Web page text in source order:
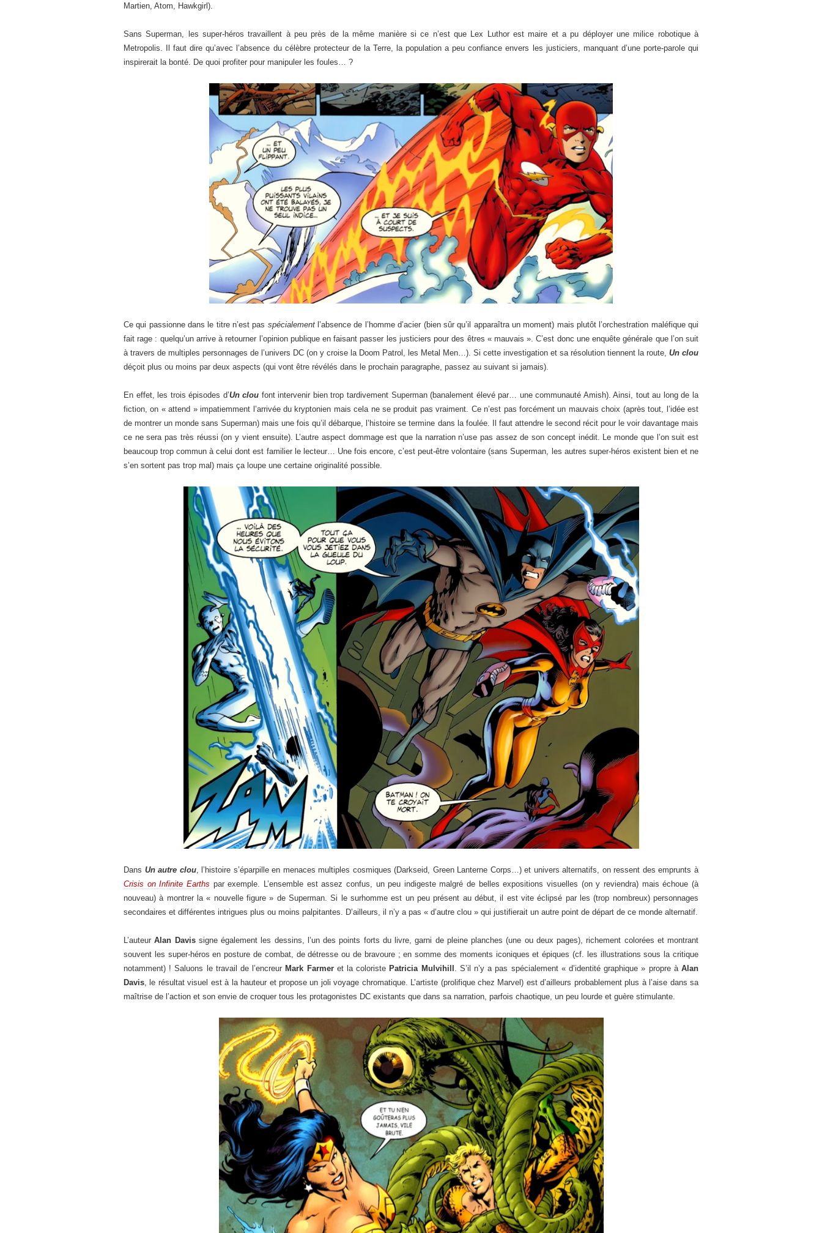
Martien, Atom, Hawkgirl).
Sans Superman, les super-héros travaillent à peu près de la même manière si ce n’est que Lex Luthor est maire et a pu déployer une milice robotique à
Metropolis. Il faut dire qu’avec l’absence du célèbre protecteur de la Terre, la population a peu confiance envers les justiciers, manquant d’une porte-parole qui
inspirerait la bonté. De quoi profiter pour manipuler les foules… ?
Ce qui passionne dans le titre n’est pas spécialementl’absence de l’homme d’acier (bien sûr qu’il apparaîtra un moment) mais plutôt l’orchestration maléfique qui
fait rage : quelqu’un arrive à retourner l’opinion publique en faisant passer les justiciers pour des êtres « mauvais ». C’est donc une enquête générale que l’on suit
à travers de multiples personnages de l’univers DC (on y croise la Doom Patrol, les Metal Men…). Si cette investigation et sa résolution tiennent la route, Un clou
déçoit plus ou moins par deux aspects (qui vont être révélés dans le prochain paragraphe, passez au suivant si jamais).
En effet, les trois épisodes d’Un clou font intervenir bien trop tardivement Superman (banalement élevé par… une communauté Amish). Ainsi, tout au long de la
fiction, on « attend » impatiemment l’arrivée du kryptonien mais cela ne se produit pas vraiment. Ce n’est pas forcément un mauvais choix (après tout, l’idée est
de montrer un monde sans Superman) mais une fois qu’il débarque, l’histoire se termine dans la foulée. Il faut attendre le second récit pour le voir davantage mais
ce ne sera pas très réussi (on y vient ensuite). L’autre aspect dommage est que la narration n’use pas assez de son concept inédit. Le monde que l’on suit est
beaucoup trop commun à celui dont est familier le lecteur… Une fois encore, c’est peut-être volontaire (sans Superman, les autres super-héros existent bien et ne
s’en sortent pas trop mal) mais ça loupe une certaine originalité possible.
Dans Un autre clou, l’histoire s’éparpille en menaces multiples cosmiques (Darkseid, Green Lanterne Corps…) et univers alternatifs, on ressent des emprunts à
Crisis on Infinite Earths par exemple. L’ensemble est assez confus, un peu indigeste malgré de belles expositions visuelles (on y reviendra) mais échoue (à
nouveau) à montrer la « nouvelle figure » de Superman. Si le surhomme est un peu présent au début, il est vite éclipsé par les (trop nombreux) personnages
secondaires et différentes intrigues plus ou moins palpitantes. D’ailleurs, il n’y a pas « d’autre clou » qui justifierait un autre point de départ de ce monde alternatif.
L’auteurAlan Davissigne également les dessins, l’un des points forts du livre, garni de pleine planches (une ou deux pages), richement colorées et montrant
souvent les super-héros en posture de combat, de détresse ou de bravoure ; en somme des moments iconiques et épiques (cf. les illustrations sous la critique
notamment) ! Saluons le travail de l’encreur Mark Farmeret la coloriste Patricia Mulvihill . S’il n’y a pas spécialement « d’identité graphique » propre àAlan
Davis, le résultat visuel est à la hauteur et propose un joli voyage chromatique. L’artiste (prolifique chez Marvel) est d’ailleurs probablement plus à l’aise dans sa
maîtrise de l’action et son envie de croquer tous les protagonistes DC existants que dans sa narration, parfois chaotique, un peu lourde et guère stimulante.